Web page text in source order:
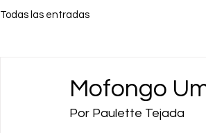
Todas las entradas
Mofongo
Por Paulette Tejada